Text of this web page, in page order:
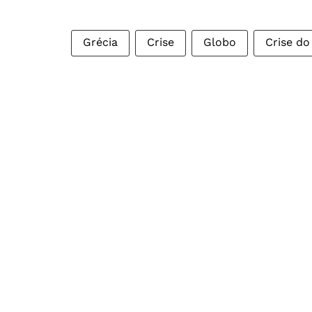
Grécia Crise Globo Crise